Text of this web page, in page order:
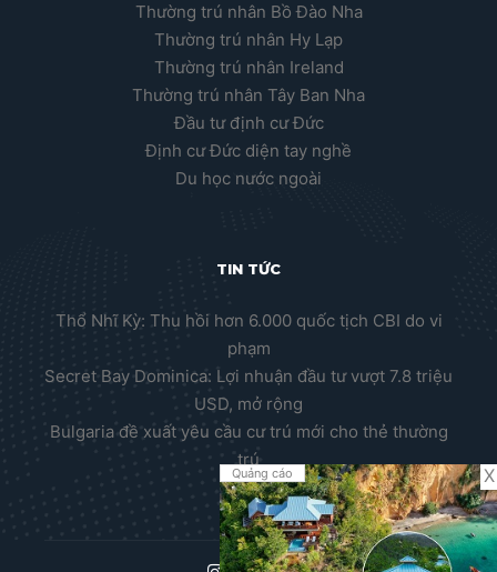
Thường trú nhân Bồ Đào Nha
Thường trú nhân Hy Lạp
Thường trú nhân Ireland
Thường trú nhân Tây Ban Nha
Đầu tư định cư Đức
Định cư Đức diện tay nghề
Du học nước ngoài
TIN TỨC
Thổ Nhĩ Kỳ: Thu hồi hơn 6.000 quốc tịch CBI do vi
phạm
Secret Bay Dominica: Lợi nhuận đầu tư vượt 7.8 triệu
USD, mở rộng
Bulgaria đề xuất yêu cầu cư trú mới cho thẻ thường
trú
Quảng cáo X